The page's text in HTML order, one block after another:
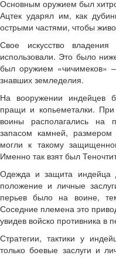
Основным оружием был
Ацтек ударял им, как
острыми частями, чтобы
Свое искусство
использовали. Это было
был оружием «чичимеков»
знавших земледелия.
На вооружении индейцев
пращи и копьеметалки.
воины располагались на
запасом камней,
могли к такому
Именно так взят был
Одежда и защита индейца
положение и личные
перьев было на воине,
Соседние племена это
увидев войско противника в
Стратегии, тактики у
только боевые заслуги и